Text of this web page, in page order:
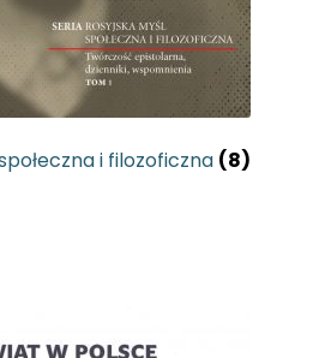
i filozoficzna (8)